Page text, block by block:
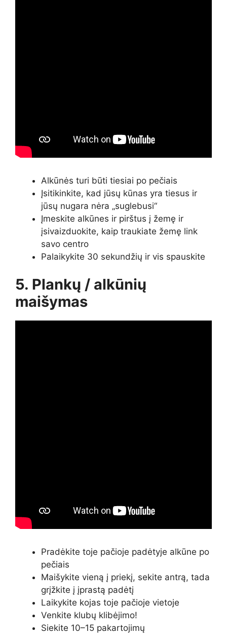
Alkūnės turi būti tiesiai po pečiais
Įsitikinkite, kad jūsų kūnas yra tiesus ir
jūsų nugara nėra „suglebusi“
Įmeskite alkūnes ir pirštus į žemę ir
įsivaizduokite, kaip traukiate žemę link
savo centro
Palaikykite 30 sekundžių ir vis spauskite
5. Plankų / alkūnių
maišymas
Pradėkite toje pačioje padėtyje alkūne po
pečiais
Maišykite vieną į priekį, sekite antrą, tada
grįžkite į įprastą padėtį
Laikykite kojas toje pačioje vietoje
Venkite klubų klibėjimo!
Siekite 10–15 pakartojimų